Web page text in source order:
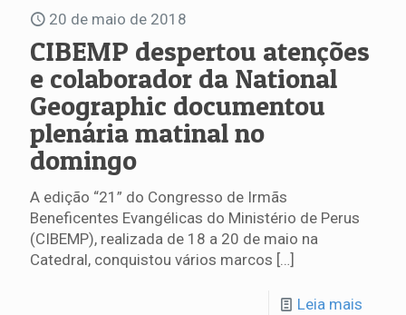
20 de maio de 2018
CIBEMP despertou atenções
e colaborador da National
Geographic documentou
plenária matinal no
domingo
A edição “21” do Congresso de Irmãs
Beneficentes Evangélicas do Ministério de Perus
(CIBEMP), realizada de 18 a 20 de maio na
Catedral, conquistou vários marcos […]
Leia mais